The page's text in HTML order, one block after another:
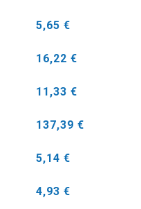
5,65 €
16,22 €
11,33 €
137,39 €
5,14 €
4,93 €